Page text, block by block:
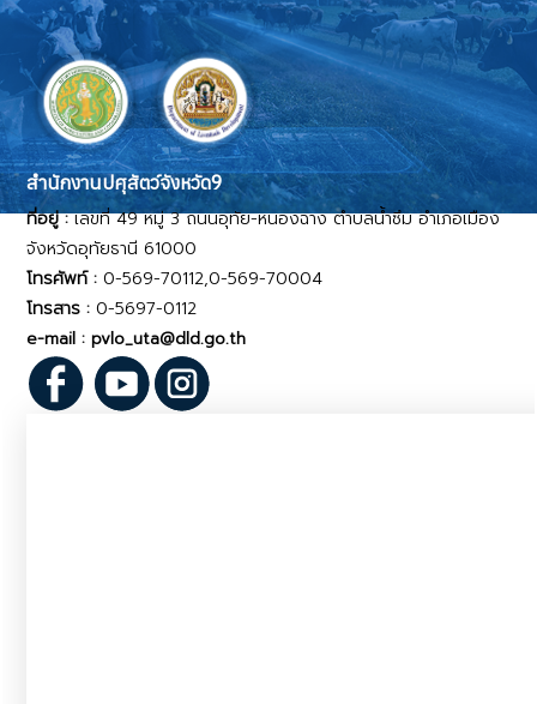
สำนักงานปศุสัตว์จังหวัด9
ที่อยู่ :เลขที่ 49 หมู่ 3 ถนนอุทัย-หนองฉาง ตำบลน้ำซึม อำเภอเมือง
จังหวัดอุทัยธานี 61000
โทรศัพท์ : 0-569-70112,0-569-70004
โทรสาร : 0-5697-0112
e-mail : pvlo_uta@dld.go.th